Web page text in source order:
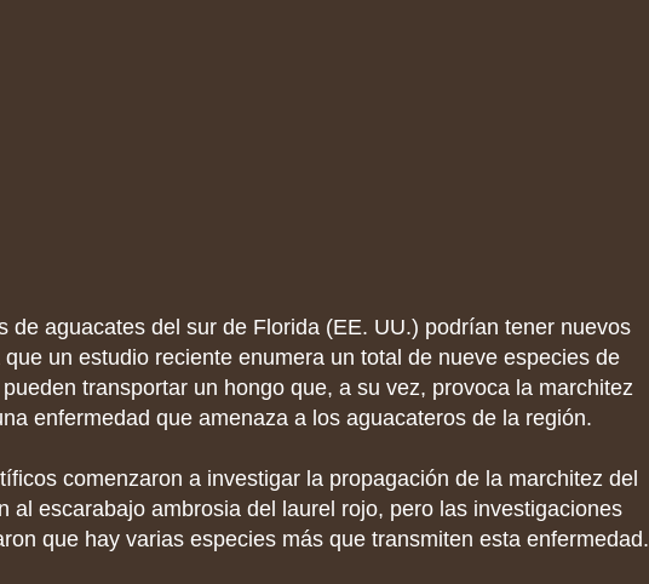
de aguacates del sur de Florida (EE. UU.) podrían tener nuevos
un estudio reciente enumera un total de nueve especies de
transportar un hongo que, a su vez, provoca la marchitez
enfermedad que amenaza a los aguacateros de la región.
comenzaron a investigar la propagación de la marchitez del
al escarabajo ambrosia del laurel rojo, pero las investigaciones
que hay varias especies más que transmiten esta enfermedad.